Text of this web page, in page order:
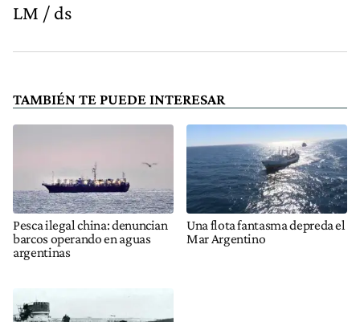
LM / ds
TAMBIÉN TE PUEDE INTERESAR
Pesca ilegal china: denuncian
barcos operando en aguas
argentinas
Una flota fantasma depreda el
Mar Argentino